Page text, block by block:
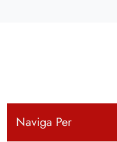
Naviga Per